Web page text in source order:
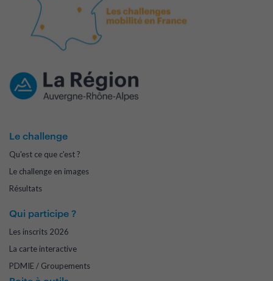
Le challenge
Qu'est ce que c'est ?
Le challenge en images
Résultats
Qui participe ?
Les inscrits 2026
La carte interactive
PDMIE / Groupements